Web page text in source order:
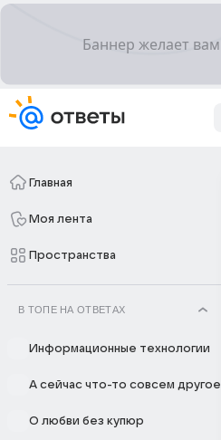
Главная
Моя лента
Пространства
В ТОПЕ НА ОТВЕТАХ
Информационные технологии
А сейчас что-то совсем другое
О любви без купюр